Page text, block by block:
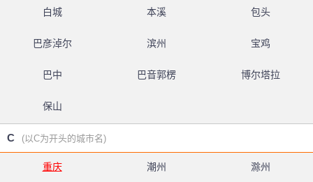
白城 本溪 包头
巴彦淖尔 滨州 宝鸡
巴中 巴音郭楞 博尔塔拉
保山
C (以C为开头的城市名)
重庆 潮州 滁州